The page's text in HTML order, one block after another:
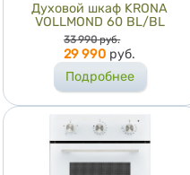
Духовой шкаф KRONA
VOLLMOND 60 BL/BL
Цена
33 990 руб.
29 990 руб.
Подробнее